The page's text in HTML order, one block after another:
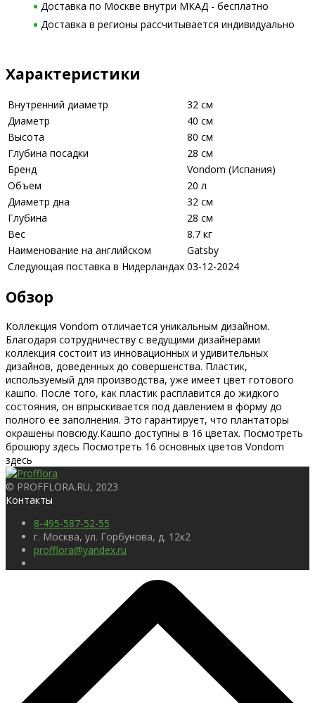
Доставка по Москве внутри МКАД - бесплатно
Доставка в регионы рассчитывается индивидуально
Характеристики
Внутренний диаметр
32 см
Диаметр
40 см
Высота
80 см
Глубина посадки
28 см
Бренд
Vondom (Испания)
Объем
20 л
Диаметр дна
32 см
Глубина
28 см
Вес
8.7 кг
Наименование на английском
Gatsby
Следующая поставка в Нидерландах 03-12-2024
Обзор
Коллекция Vondom отличается уникальным дизайном.
Благодаря сотрудничеству с ведущими дизайнерами
коллекция состоит из инновационных и удивительных
дизайнов, доведенных до совершенства. Пластик,
используемый для производства, уже имеет цвет готового
кашпо. После того, как пластик расплавится до жидкого
состояния, он впрыскивается под давлением в форму до
полного ее заполнения. Это гарантирует, что плантаторы
окрашены повсюду.Кашпо доступны в 16 цветах. Посмотреть
брошюру здесь Посмотреть 16 основных цветов Vondom
здесь
© PROFFLORA.RU, 2023
Контакты
8-495-587-52-55
г. Москва, ул. Горбунова, д. 12к2
profflora@yandex.ru